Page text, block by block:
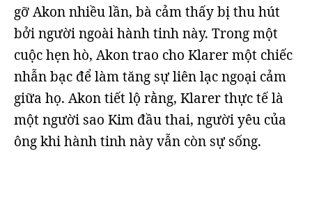
gỡ Akon nhiều lần, bà cảm thấy bị thu hút
bởi người ngoài hành tinh này. Trong một
cuộc hẹn hò, Akon trao cho Klarer một chiếc
nhẫn bạc để làm tăng sự liên lạc ngoại cảm
giữa họ. Akon tiết lộ rằng, Klarer thực tế là
một người sao Kim đầu thai, người yêu của
ông khi hành tinh này vẫn còn sự sống.